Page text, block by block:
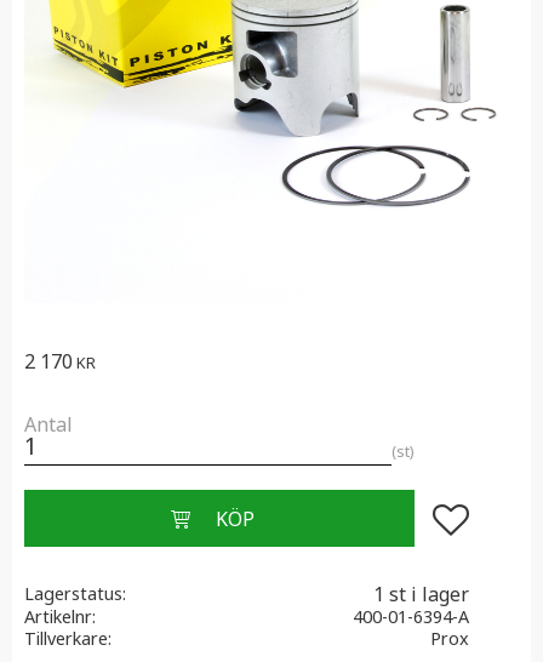
2 170 KR
Antal
st
Lägg till i
Lagerstatus 1 st i lager
Artikelnr
400-01-6394-A
Tillverkare
Prox